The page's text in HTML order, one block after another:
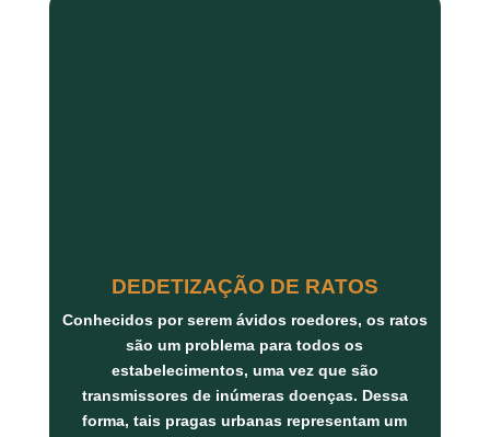
DEDETIZAÇÃO DE RATOS
Conhecidos por serem ávidos roedores, os ratos
são um problema para todos os
estabelecimentos, uma vez que são
transmissores de inúmeras doenças. Dessa
forma, tais pragas urbanas representam um